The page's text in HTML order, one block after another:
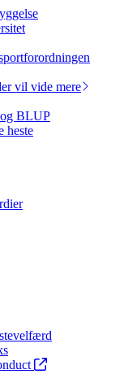
vil vide mere
BLUP
heste